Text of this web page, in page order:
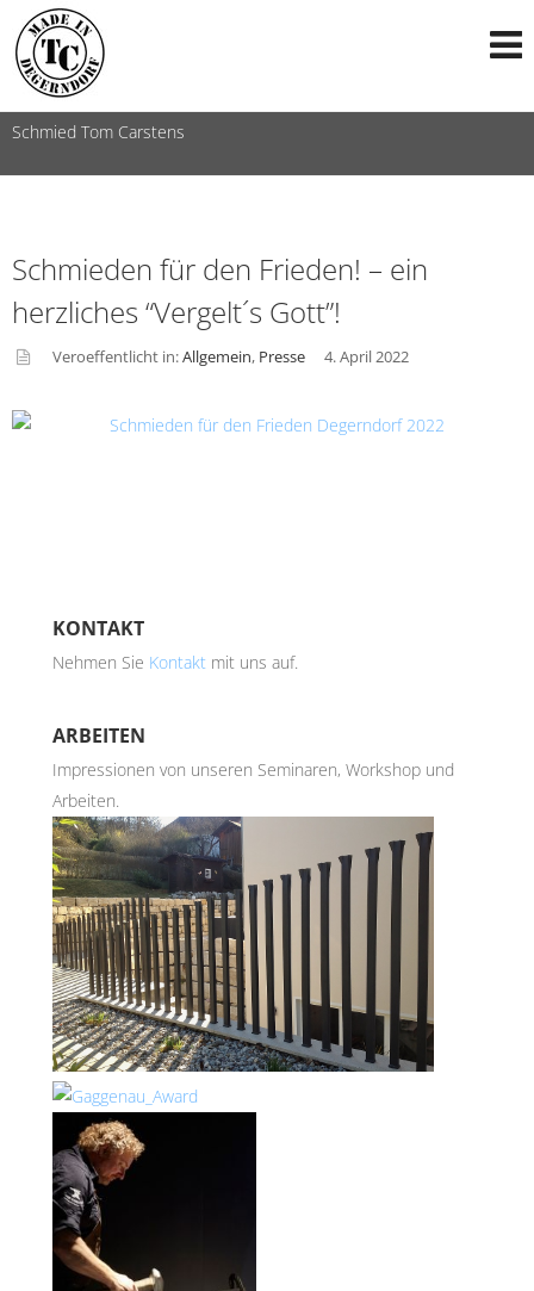
Schmied Tom Carstens
Schmieden für den Frieden! – ein
herzliches “Vergelt´s Gott”!
e
Veroeffentlicht in:Allgemein, Presse 4. April 2022
KONTAKT
Nehmen Sie Kontakt mit uns auf.
ARBEITEN
Impressionen von unseren Seminaren, Workshop und
Arbeiten.